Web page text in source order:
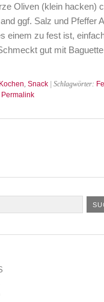
Oliven (klein hacken)
ggf. Salz und Pfeffer
einem zu fest ist,
gut mit
Kochen Snack | Schlagwörter:
Permalink